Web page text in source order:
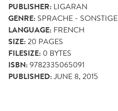
PUBLISHER: LIGARAN
GENRE: SPRACHE - SONSTIGE
LANGUAGE: FRENCH
SIZE:20 PAGES
FILESIZE: 0 BYTES
ISBN:9782335065091
PUBLISHED:JUNE 8, 2015